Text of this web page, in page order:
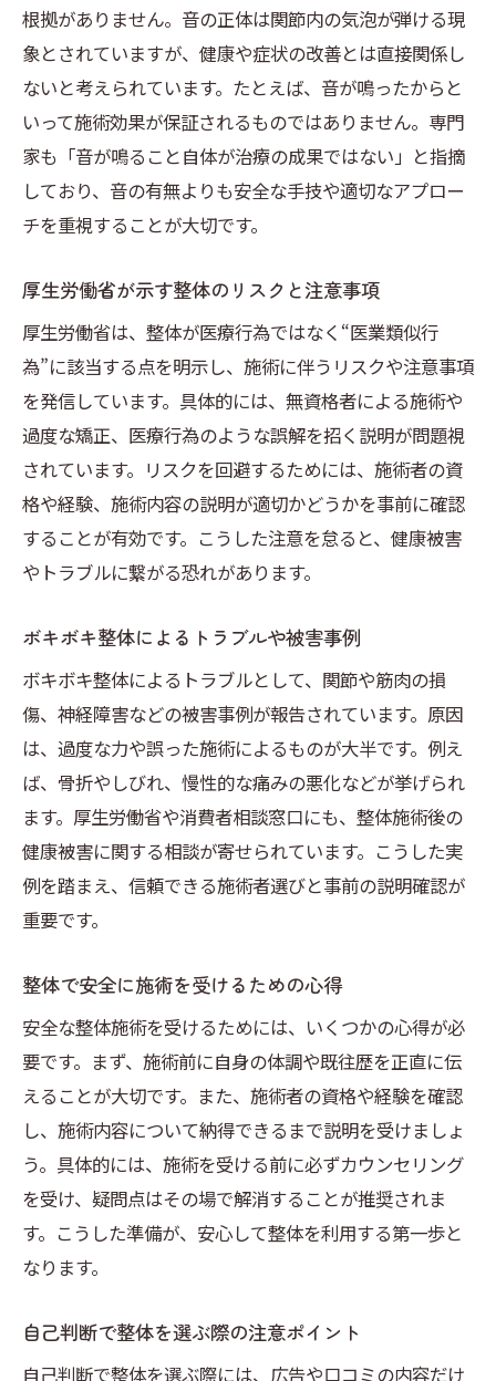
根拠がありません。音の正体は関節内の気泡が弾ける現
象とされていますが、健康や症状の改善とは直接関係し
ないと考えられています。たとえば、音が鳴ったからと
いって施術効果が保証されるものではありません。専門
家も「音が鳴ること自体が治療の成果ではない」と指摘
しており、音の有無よりも安全な手技や適切なアプロー
チを重視することが大切です。
厚生労働省が示す整体のリスクと注意事項
厚生労働省は、整体が医療行為ではなく“医業類似行
為”に該当する点を明示し、施術に伴うリスクや注意事項
を発信しています。具体的には、無資格者による施術や
過度な矯正、医療行為のような誤解を招く説明が問題視
されています。リスクを回避するためには、施術者の資
格や経験、施術内容の説明が適切かどうかを事前に確認
することが有効です。こうした注意を怠ると、健康被害
やトラブルに繋がる恐れがあります。
ボキボキ整体によるトラブルや被害事例
ボキボキ整体によるトラブルとして、関節や筋肉の損
傷、神経障害などの被害事例が報告されています。原因
は、過度な力や誤った施術によるものが大半です。例え
ば、骨折やしびれ、慢性的な痛みの悪化などが挙げられ
ます。厚生労働省や消費者相談窓口にも、整体施術後の
健康被害に関する相談が寄せられています。こうした実
例を踏まえ、信頼できる施術者選びと事前の説明確認が
重要です。
整体で安全に施術を受けるための心得
安全な整体施術を受けるためには、いくつかの心得が必
要です。まず、施術前に自身の体調や既往歴を正直に伝
えることが大切です。また、施術者の資格や経験を確認
し、施術内容について納得できるまで説明を受けましょ
う。具体的には、施術を受ける前に必ずカウンセリング
を受け、疑問点はその場で解消することが推奨されま
す。こうした準備が、安心して整体を利用する第一歩と
なります。
自己判断で整体を選ぶ際の注意ポイント
自己判断で整体を選ぶ際には、広告や口コミの内容だけ